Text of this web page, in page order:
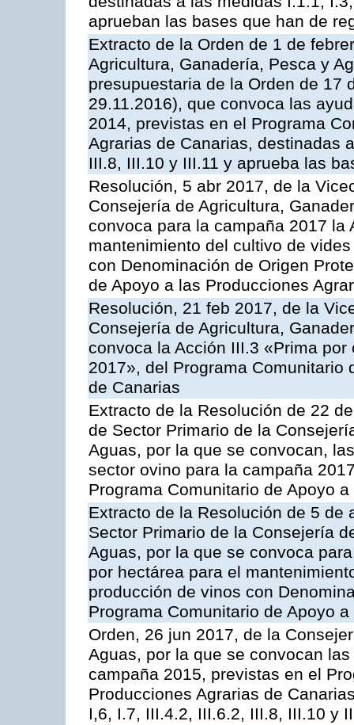
aprueban las bases que han de
Extracto de la Orden de 1 de
Agricultura, Ganadería, Pesca y
presupuestaria de la Orden de 17
29.11.2016), que convoca las
2014, previstas en el Programa
Agrarias de Canarias, destinadas
III.8, III.10 y III.11 y aprueba las
Resolución, 5 abr 2017, de la
Consejería de Agricultura,
convoca para la campaña 2017 la
mantenimiento del cultivo de
con Denominación de Origen
de Apoyo a las Producciones
Resolución, 21 feb 2017, de la
Consejería de Agricultura,
convoca la Acción III.3 «Prima
2017», del Programa Comunitario
de Canarias
Extracto de la Resolución de 22
de Sector Primario de la
Aguas, por la que se convocan,
sector ovino para la campaña
Programa Comunitario de Apoyo
Extracto de la Resolución de 5
Sector Primario de la Consejería
Aguas, por la que se convoca
por hectárea para el
producción de vinos con
Programa Comunitario de Apoyo
Orden, 26 jun 2017, de la
Aguas, por la que se convocan
campaña 2015, previstas en el
Producciones Agrarias de
I,6, I.7, III.4.2, III.6.2, III.8, III.10 y